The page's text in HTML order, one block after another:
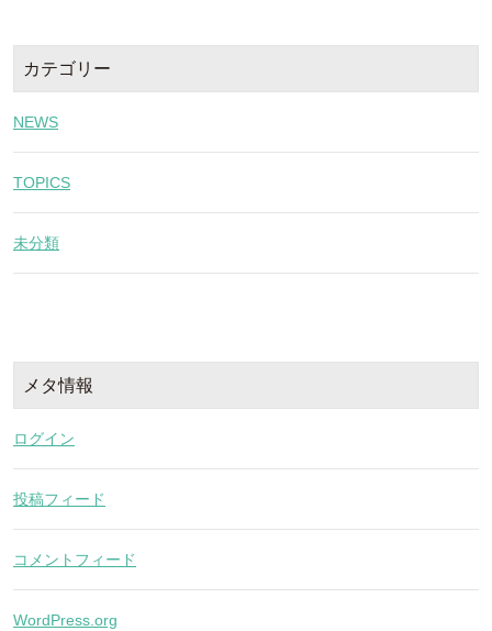
カテゴリー
NEWS
TOPICS
未分類
メタ情報
ログイン
投稿フィード
コメントフィード
WordPress.org